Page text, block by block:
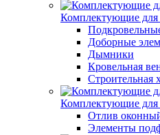
Комплектующие для
Доборные
Дымники
Кровельная
Строительная
Комплектующие для
Отлив
Элементы